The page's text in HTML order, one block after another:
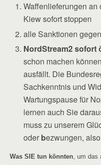
Waffenlieferungen an
Kiew sofort stoppen
alle Sanktionen
NordStream2 sofort
schon machen
ausfällt. Die
Sachkenntnis und
Wartungspause für
lernen auch Sie
muss zu unserem
oder bezwungen,
Was SIE tun könnten, um das